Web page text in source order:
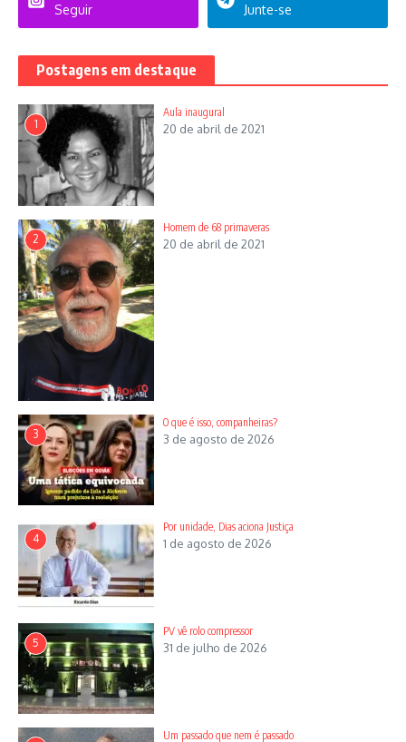
Seguir
Junte-se
Postagens em destaque
1
Aula inaugural
20 de abril de 2021
2
Homem de 68 primaveras
20 de abril de 2021
3
O que é isso, companheiras?
3 de agosto de 2026
4
Por unidade, Dias aciona Justiça
1 de agosto de 2026
5
PV vê rolo compressor
31 de julho de 2026
Um passado que nem é passado